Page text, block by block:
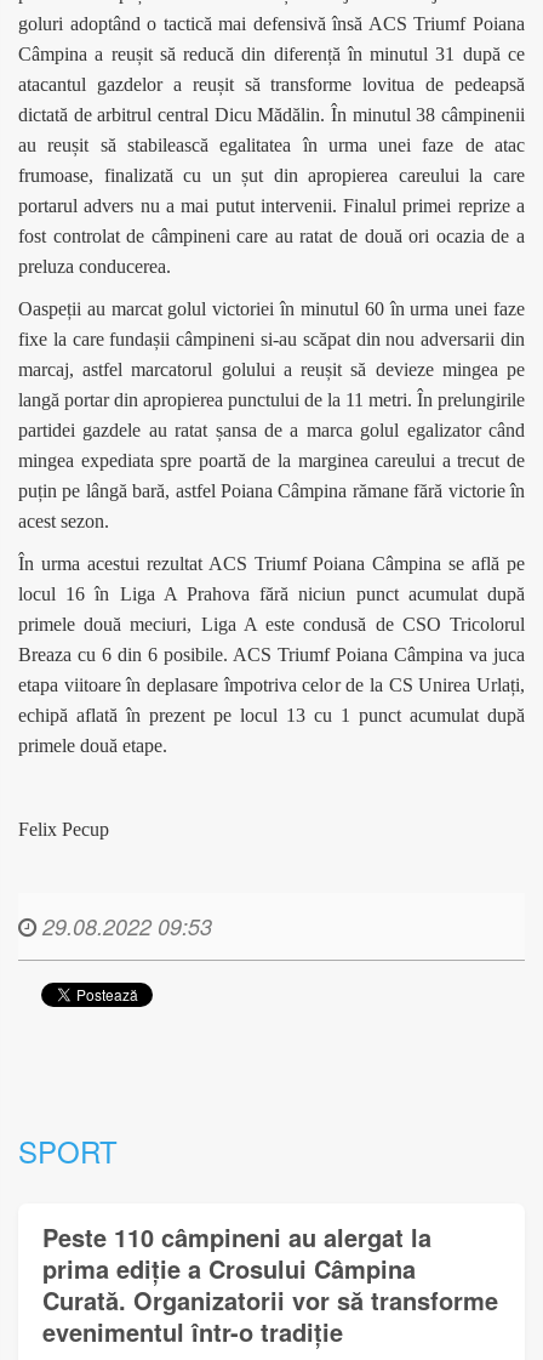
goluri adoptând o tactică mai defensivă însă ACS Triumf Poiana
Câmpina a reușit să reducă din diferență în minutul 31 după ce
atacantul gazdelor a reușit să transforme lovitua de pedeapsă
dictată de arbitrul central Dicu Mădălin. În minutul 38 câmpinenii
au reușit să stabilească egalitatea în urma unei faze de atac
frumoase, finalizată cu un șut din apropierea careului la care
portarul advers nu a mai putut intervenii. Finalul primei reprize a
fost controlat de câmpineni care au ratat de două ori ocazia de a
preluza conducerea.
Oaspeții au marcat golul victoriei în minutul 60 în urma unei faze
fixe la care fundașii câmpineni si-au scăpat din nou adversarii din
marcaj, astfel marcatorul golului a reușit să devieze mingea pe
langă portar din apropierea punctului de la 11 metri. În prelungirile
partidei gazdele au ratat șansa de a marca golul egalizator când
mingea expediata spre poartă de la marginea careului a trecut de
puțin pe lângă bară, astfel Poiana Câmpina rămane fără victorie în
acest sezon.
În urma acestui rezultat ACS Triumf Poiana Câmpina se află pe
locul 16 în Liga A Prahova fără niciun punct acumulat după
primele două meciuri, Liga A este condusă de CSO Tricolorul
Breaza cu 6 din 6 posibile. ACS Triumf Poiana Câmpina va juca
etapa viitoare în deplasare împotriva celor de la CS Unirea Urlați,
echipă aflată în prezent pe locul 13 cu 1 punct acumulat după
primele două etape.
Felix Pecup
29.08.2022 09:53
SPORT
Peste 110 câmpineni au alergat la
prima ediție a Crosului Câmpina
Curată. Organizatorii vor să transforme
evenimentul într-o tradiție